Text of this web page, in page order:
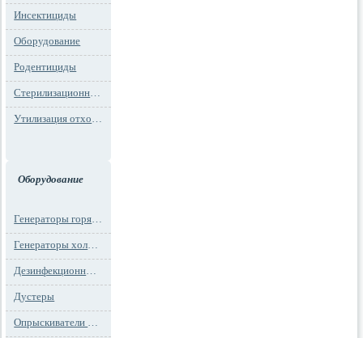
Инсектициды
Оборудование
Родентициды
Стерилизационная упаковка
Утилизация отходов
Оборудование
Генераторы горячего тумана
Генераторы холодного тумана
Дезинфекционные установки
Дустеры
Опрыскиватели моторные